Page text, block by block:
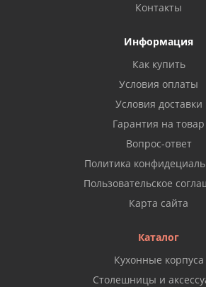
Контакты
Информация
Как купить
Условия оплаты
Условия доставки
Гарантия на товар
Вопрос-ответ
Политика
Пользовательское
Карта сайта
Каталог
Кухонные корпуса
Столешницы и